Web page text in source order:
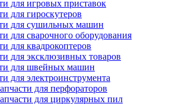
для игровых приставок
для гироскутеров
для сушильных машин
для сварочного оборудования
для квадрокоптеров
для эксклюзивных товаров
для швейных машин
для электроинструмента
для перфораторов
для циркулярных пил